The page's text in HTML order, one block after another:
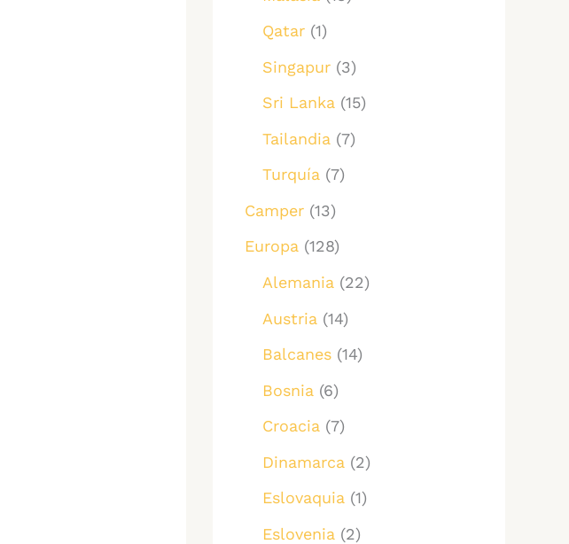
Qatar (1)
Singapur (3)
Sri Lanka (15)
Tailandia (7)
Turquía (7)
Camper (13)
Europa (128)
Alemania (22)
Austria (14)
Balcanes (14)
Bosnia (6)
Croacia (7)
Dinamarca (2)
Eslovaquia (1)
Eslovenia (2)